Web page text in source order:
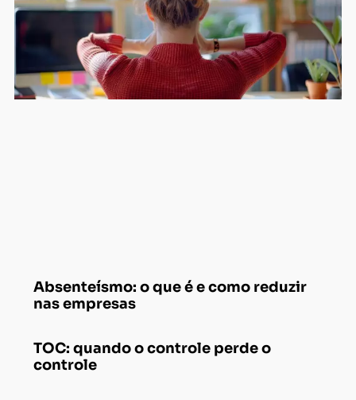
Absenteísmo: o que é e como reduzir
nas empresas
TOC: quando o controle perde o
controle